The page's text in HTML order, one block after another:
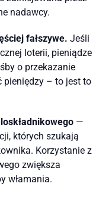
nadawcy.
fałszywe. Jeśli
loterii, pieniądze
o przekazanie
pieniędzy – to jest to
—
których szukają
Korzystanie z
zwiększa
włamania.